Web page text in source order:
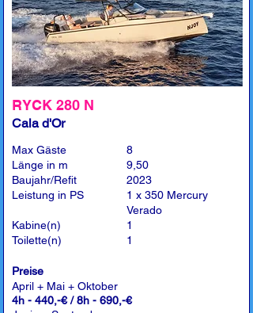
RYCK 280 N
Cala d'Or
Max Gäste
Länge in m
Baujahr/Refit
Leistung in PS
Kabine(n)
Toilette(n)
8
9,50
2023
1 x 350 Mercury
Verado
1
1
Preise
April + Mai + Oktober
4h - 440,-€ / 8h - 690,-€